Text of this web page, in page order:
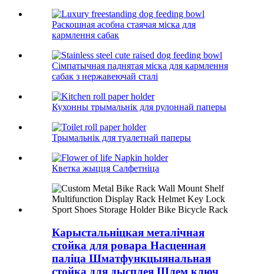
Раскошная асобна стаячая міска для
кармлення сабак
Сімпатычная паднятая міска для кармлення
сабак з нержавеючай сталі
Кухонны трымальнік для рулоннай паперы
Трымальнік для туалетнай паперы
Кветка жыцця Салфетніца
Карыстальніцкая металічная
стойка для ровара Насценная
паліца Шматфункцыянальная
стойка для дысплея Шлем ключ